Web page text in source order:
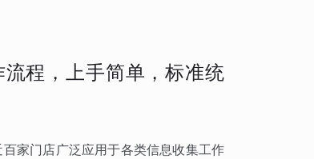
程，上手简单，标准统
家门店广泛应用于各类信息收集工作